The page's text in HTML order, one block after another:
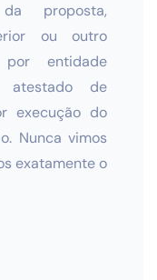
proposta,
ou outro
por entidade
atestado de
execução do
Nunca vimos
exatamente o